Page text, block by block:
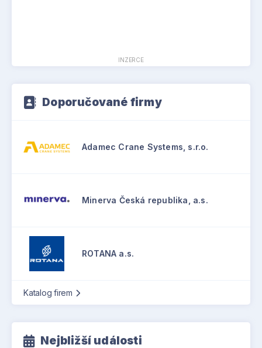
INZERCE
Doporučované firmy
Adamec Crane Systems, s.r.o.
Minerva Česká republika, a.s.
ROTANA a.s.
Katalog firem
Nejbližší události